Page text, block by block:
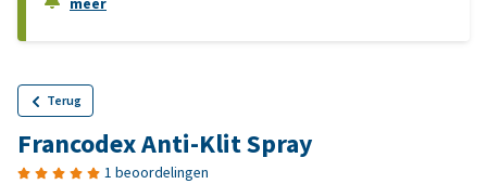
Terug
Francodex Anti-Klit Spray
1 beoordelingen